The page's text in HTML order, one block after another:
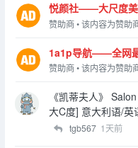
悦颜社——大尺度美
赞助商 • 该内容为赞助
1a1p导航——全网
赞助商 • 该内容为赞助
《凯蒂夫人》
大C度] 意大利语/英
tgb567 1天前